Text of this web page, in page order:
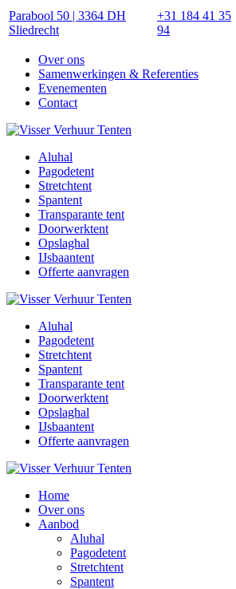
Parabool 50 | 3364 DH
Sliedrecht
+31 184 41 35
94
Over ons
Samenwerkingen & Referenties
Evenementen
Contact
Aluhal
Pagodetent
Stretchtent
Spantent
Transparante tent
Doorwerktent
Opslaghal
IJsbaantent
Offerte aanvragen
Aluhal
Pagodetent
Stretchtent
Spantent
Transparante tent
Doorwerktent
Opslaghal
IJsbaantent
Offerte aanvragen
Home
Over ons
Aanbod
Aluhal
Pagodetent
Stretchtent
Spantent